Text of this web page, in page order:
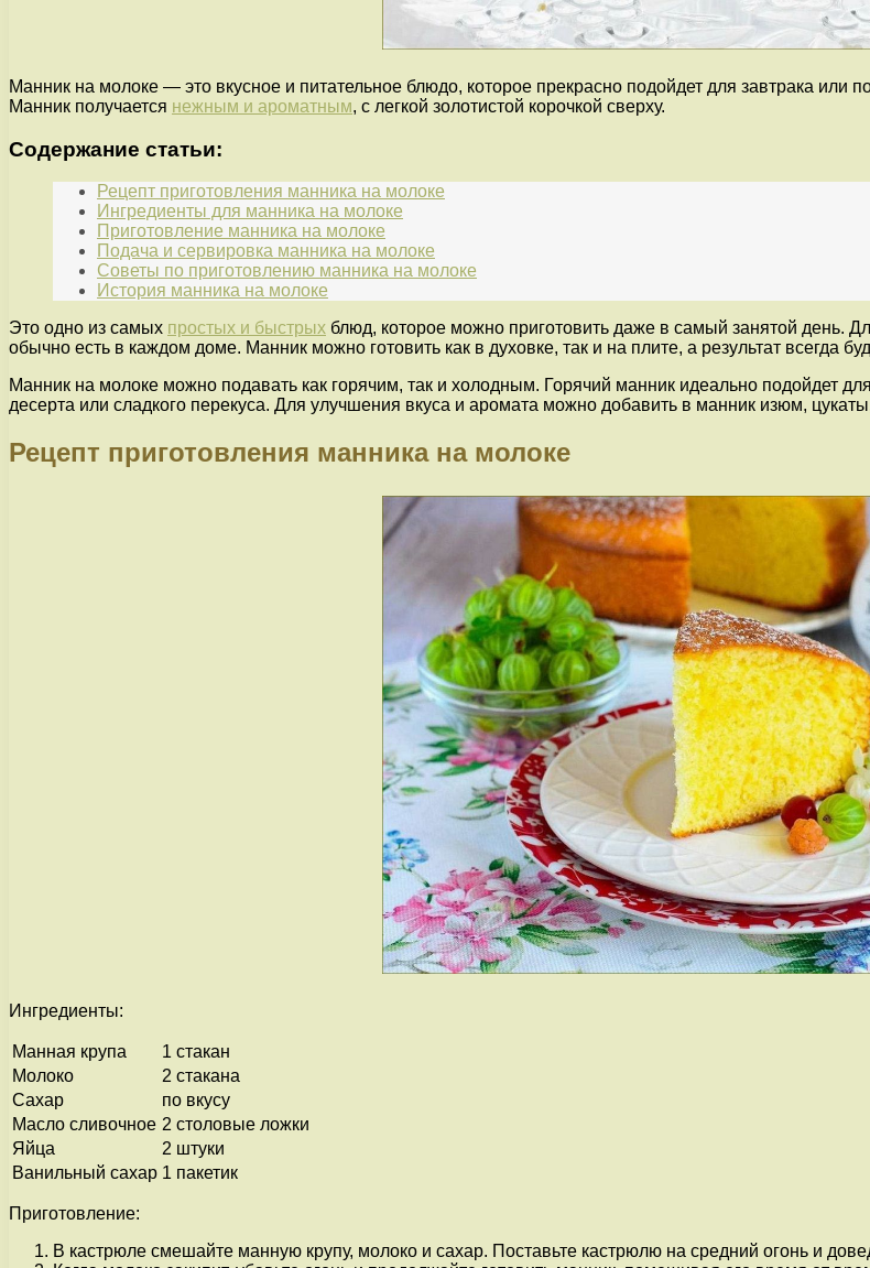
Манник на молоке — это вкусное и питательное блюдо, которое прекрасно подойдет для завтрака или
Манник получается нежным и ароматным, с легкой золотистой корочкой сверху.
Содержание статьи:
Рецепт приготовления манника на молоке
Ингредиенты для манника на молоке
Приготовление манника на молоке
Подача и сервировка манника на молоке
Советы по приготовлению манника на молоке
История манника на молоке
Это одно из самых простых и быстрых блюд, которое можно приготовить даже в самый занятой день.
обычно есть в каждом доме. Манник можно готовить как в духовке, так и на плите, а результат всегда
Манник на молоке можно подавать как горячим, так и холодным. Горячий манник идеально подойдет
десерта или сладкого перекуса. Для улучшения вкуса и аромата можно добавить в манник изюм,
Рецепт приготовления манника на молоке
Ингредиенты:
Манная крупа
1 стакан
Молоко
2 стакана
Сахар
по вкусу
Масло сливочное 2 столовые ложки
Яйца
2 штуки
Ванильный сахар 1 пакетик
Приготовление:
В кастрюле смешайте манную крупу, молоко и сахар. Поставьте кастрюлю на средний огонь и